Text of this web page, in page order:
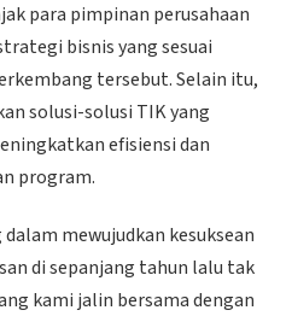
para pimpinan perusahaan
bisnis yang sesuai
tersebut. Selain itu,
solusi-solusi TIK yang
efisiensi dan
program.
mewujudkan kesuksean
di sepanjang tahun lalu tak
kami jalin bersama dengan